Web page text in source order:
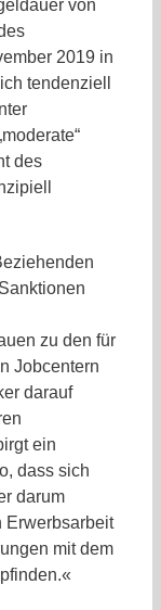
von
2019 in
tendenziell
des
zu den für
Jobcentern
darauf
ein
dass sich
darum
Erwerbsarbeit
mit dem